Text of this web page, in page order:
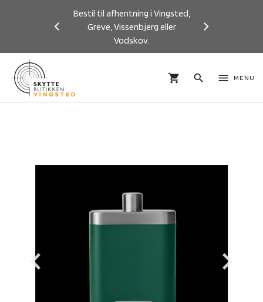
Bestil til afhentning i Vingsted,
Greve, Vissenbjerg eller
Vodskov.
Previous
shopping_cart search menu MENU